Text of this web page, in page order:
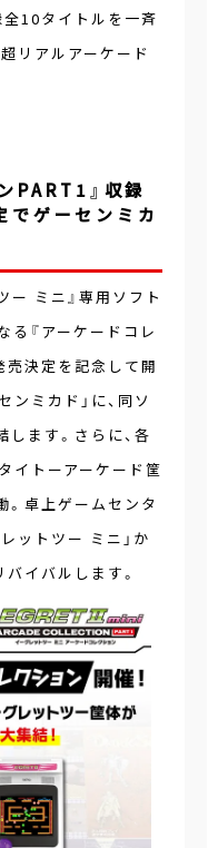
全10タイトルを一斉
リアルアーケード
PART1』収録
ゲーセンミカ
ー ミニ』専用ソフト
る『アーケードコレ
売決定を記念して開
ンミカド」に、同ソ
ます。さらに、各
イトーアーケード筐
。卓上ゲームセンタ
ットツー ミニ」か
イバルします。